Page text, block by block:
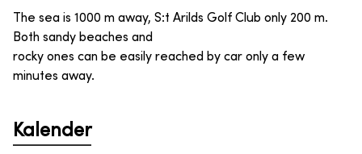
The sea is 1000 m away, S:t Arilds Golf Club only 200 m.
Both sandy beaches and
rocky ones can be easily reached by car only a few
minutes away.
Kalender